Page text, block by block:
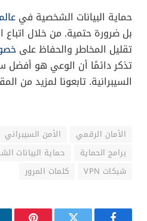
حماية البيانات الشخصية في
بل ضرورة حتمية. من خلال اتباع
تقليل المخاطر والحفاظ على
تذكر دائمًا أن الوعي هو أفضل
السيبرانية. تابعونا لمزيد من
الأمان الرقمي الأمن السيبراني
برامج الحماية
حماية البيانات
شبكات VPN
كلمات المرور